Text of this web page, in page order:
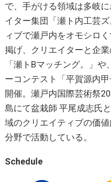
で、手がける領域は多岐
イター集団「瀬ト内工芸
ィブで瀬戸内をオモシロ
掲げ、クリエイターと企
「瀬トBマッチング。」
ーコンテスト「平賀源内
開催。瀬戸内国際芸術祭
島にて盆栽師 平尾成志氏
域のクリエイティブの価
分野で活動している。
Schedule